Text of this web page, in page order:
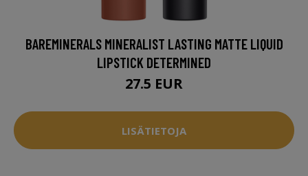
BAREMINERALS MINERALIST LASTING MATTE LIQUID
LIPSTICK DETERMINED
27.5 EUR
LISÄTIETOJA